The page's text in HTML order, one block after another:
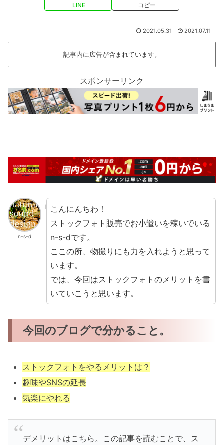
LINE コピー
2021.05.31 2021.07.11
記事内に広告が含まれています。
スポンサーリンク
n-s-d
こんにんちわ！
ストックフォト販売でお小遣いを稼いでいる
n-s-dです。
ここの所、物撮りにも力を入れようと思って
います。
では、今回はストックフォトのメリットを書
いていこうと思います。
今回のブログで分かること。
ストックフォトをやるメリットは？
趣味やSNSの延長
気楽にやれる
デメリットはこちら。この記事を読むことで、ス